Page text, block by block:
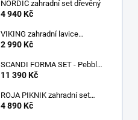
NORDIC zahradní set dřevěný
4 940 Kč
VIKING zahradní lavice
dřevěná PŘÍRODNÍ - 180 cm
2 990 Kč
SCANDI FORMA SET - Pebble
grey/Soft biege
11 390 Kč
ROJA PIKNIK zahradní set
dřevěný - 160 cm - lakovaný
4 890 Kč